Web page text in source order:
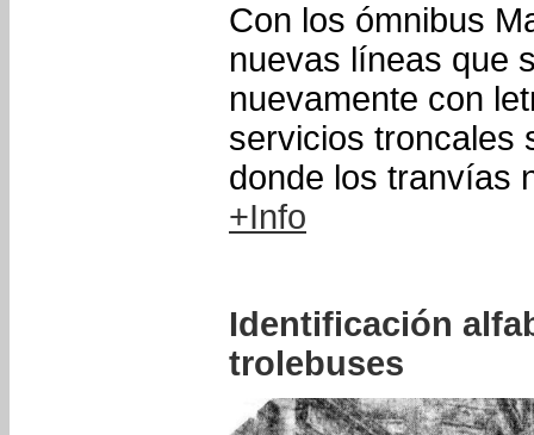
Con los ómnibus
nuevas líneas que
nuevamente con
servicios troncales
donde los tranvías
+Info
Identificación
trolebuses